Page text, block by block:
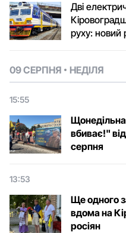
Дві
руху: новий
09 СЕРПНЯ НЕДІЛЯ
15:55
вбиває!"
серпня
13:53
Ще одного
вдома на
росіян